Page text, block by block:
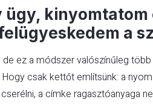
ügy,
a
de ez a módszer valószínűleg
csak kettőt említsünk: a
a címke ragasztóanyaga